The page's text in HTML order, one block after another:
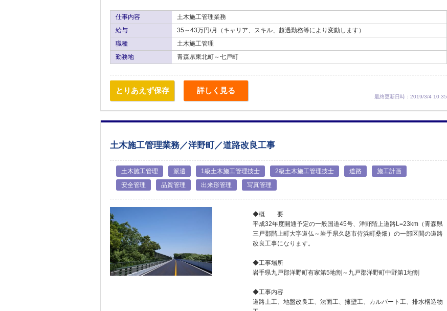
仕事内容
土木施工管理業務
給与
35～43万円/月（キャリア、スキル、超過勤務等により変動します）
職種
土木施工管理
勤務地
青森県東北町～七戸町
とりあえず保存 詳しく見る
最終更新日時：2019/3/4 10:35
土木施工管理業務／洋野町／道路改良工事
土木施工管理 派遣 1級土木施工管理技士 2級土木施工管理技士 道路
施工計画
安全管理
品質管理 出来形管理 写真管理
◆概 要
平成32年度開通予定の一般国道45号、洋野階上道路L=23km（青森県
三戸郡階上町大字道仏～岩手県久慈市侍浜町桑畑）の一部区間の道路
改良工事になります。
◆工事場所
岩手県九戸郡洋野町有家第5地割～九戸郡洋野町中野第1地割
◆工事内容
道路土工、地盤改良工、法面工、擁壁工、カルバート工、排水構造物